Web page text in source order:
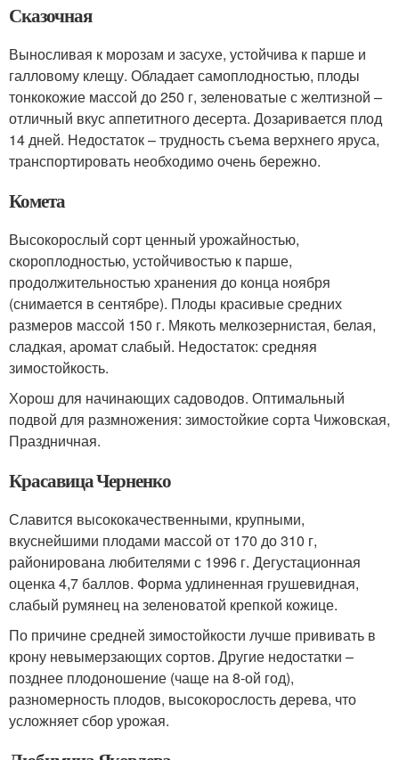
Сказочная
Выносливая к морозам и засухе, устойчива к парше и
галловому клещу. Обладает самоплодностью, плоды
тонкокожие массой до 250 г, зеленоватые с желтизной –
отличный вкус аппетитного десерта. Дозаривается плод
14 дней. Недостаток – трудность съема верхнего яруса,
транспортировать необходимо очень бережно.
Комета
Высокорослый сорт ценный урожайностью,
скороплодностью, устойчивостью к парше,
продолжительностью хранения до конца ноября
(снимается в сентябре). Плоды красивые средних
размеров массой 150 г. Мякоть мелкозернистая, белая,
сладкая, аромат слабый. Недостаток: средняя
зимостойкость.
Хорош для начинающих садоводов. Оптимальный
подвой для размножения: зимостойкие сорта Чижовская,
Праздничная.
Красавица Черненко
Славится высококачественными, крупными,
вкуснейшими плодами массой от 170 до 310 г,
районирована любителями с 1996 г. Дегустационная
оценка 4,7 баллов. Форма удлиненная грушевидная,
слабый румянец на зеленоватой крепкой кожице.
По причине средней зимостойкости лучше прививать в
крону невымерзающих сортов. Другие недостатки –
позднее плодоношение (чаще на 8-ой год),
разномерность плодов, высокорослость дерева, что
усложняет сбор урожая.